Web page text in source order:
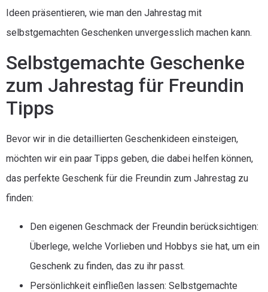
Ideen präsentieren, wie man den Jahrestag mit
selbstgemachten Geschenken unvergesslich machen kann.
Selbstgemachte Geschenke
zum Jahrestag für Freundin
Tipps
Bevor wir in die detaillierten Geschenkideen einsteigen,
möchten wir ein paar Tipps geben, die dabei helfen können,
das perfekte Geschenk für die Freundin zum Jahrestag zu
finden:
Den eigenen Geschmack der Freundin berücksichtigen:
Überlege, welche Vorlieben und Hobbys sie hat, um ein
Geschenk zu finden, das zu ihr passt.
Persönlichkeit einfließen lassen: Selbstgemachte